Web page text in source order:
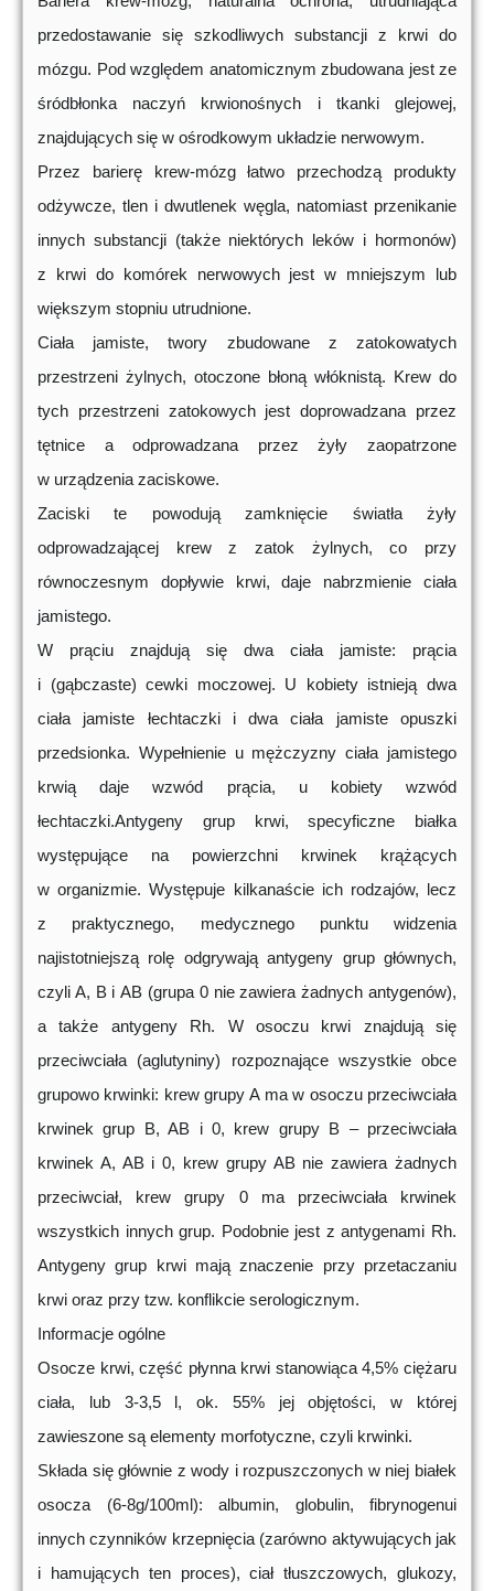
przedostawanie się szkodliwych substancji z krwi do
mózgu. Pod względem anatomicznym zbudowana jest ze
śródbłonka naczyń krwionośnych i tkanki glejowej,
znajdujących się w ośrodkowym układzie nerwowym.
Przez barierę krew-mózg łatwo przechodzą produkty
odżywcze, tlen i dwutlenek węgla, natomiast przenikanie
innych substancji (także niektórych leków i hormonów)
z krwi do komórek nerwowych jest w mniejszym lub
większym stopniu utrudnione.
Ciała jamiste, twory zbudowane z zatokowatych
przestrzeni żylnych, otoczone błoną włóknistą. Krew do
tych przestrzeni zatokowych jest doprowadzana przez
tętnice a odprowadzana przez żyły zaopatrzone
w urządzenia zaciskowe.
Zaciski te powodują zamknięcie światła żyły
odprowadzającej krew z zatok żylnych, co przy
równoczesnym dopływie krwi, daje nabrzmienie ciała
jamistego.
W prąciu znajdują się dwa ciała jamiste: prącia
i (gąbczaste) cewki moczowej. U kobiety istnieją dwa
ciała jamiste łechtaczki i dwa ciała jamiste opuszki
przedsionka. Wypełnienie u mężczyzny ciała jamistego
krwią daje wzwód prącia, u kobiety wzwód
łechtaczki.Antygeny grup krwi, specyficzne białka
występujące na powierzchni krwinek krążących
w organizmie. Występuje kilkanaście ich rodzajów, lecz
z praktycznego, medycznego punktu widzenia
najistotniejszą rolę odgrywają antygeny grup głównych,
czyli A, B i AB (grupa 0 nie zawiera żadnych antygenów),
a także antygeny Rh. W osoczu krwi znajdują się
przeciwciała (aglutyniny) rozpoznające wszystkie obce
grupowo krwinki: krew grupy A ma w osoczu przeciwciała
krwinek grup B, AB i 0, krew grupy B – przeciwciała
krwinek A, AB i 0, krew grupy AB nie zawiera żadnych
przeciwciał, krew grupy 0 ma przeciwciała krwinek
wszystkich innych grup. Podobnie jest z antygenami Rh.
Antygeny grup krwi mają znaczenie przy przetaczaniu
krwi oraz przy tzw. konflikcie serologicznym.
Informacje ogólne
Osocze krwi, część płynna krwi stanowiąca 4,5% ciężaru
ciała, lub 3-3,5 l, ok. 55% jej objętości, w której
zawieszone są elementy morfotyczne, czyli krwinki.
Składa się głównie z wody i rozpuszczonych w niej białek
osocza (6-8g/100ml): albumin, globulin, fibrynogenui
innych czynników krzepnięcia (zarówno aktywujących jak
i hamujących ten proces), ciał tłuszczowych, glukozy,